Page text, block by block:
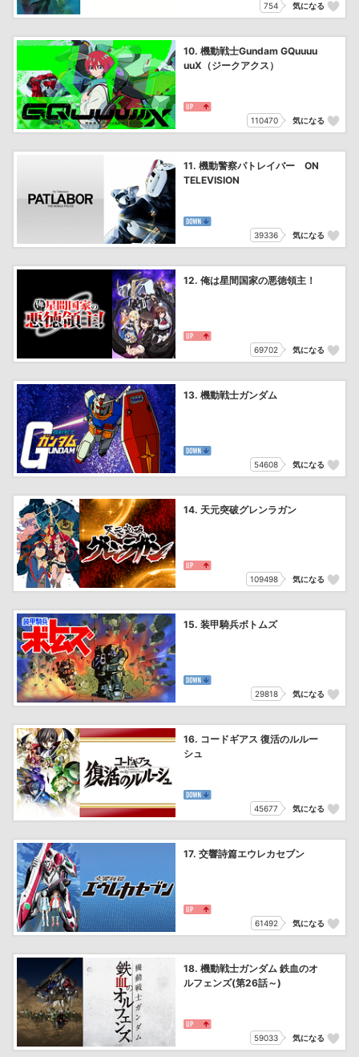
754 気になる
10. 機動戦士Gundam GQuuuu
uuX（ジークアクス）
110470 気になる
11. 機動警察パトレイバー ON
TELEVISION
39336 気になる
12. 俺は星間国家の悪徳領主！
69702 気になる
13. 機動戦士ガンダム
54608 気になる
14. 天元突破グレンラガン
109498 気になる
15. 装甲騎兵ボトムズ
29818 気になる
16. コードギアス 復活のルルー
シュ
45677 気になる
17. 交響詩篇エウレカセブン
61492 気になる
18. 機動戦士ガンダム 鉄血のオ
ルフェンズ(第26話～)
59033 気になる